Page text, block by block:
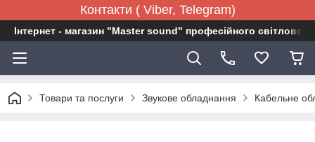
Контакти ( Viber, Telegram)
Інтернет - магазин "Master sound" професійного
Товари та послуги Звукове обладнання Кабельне